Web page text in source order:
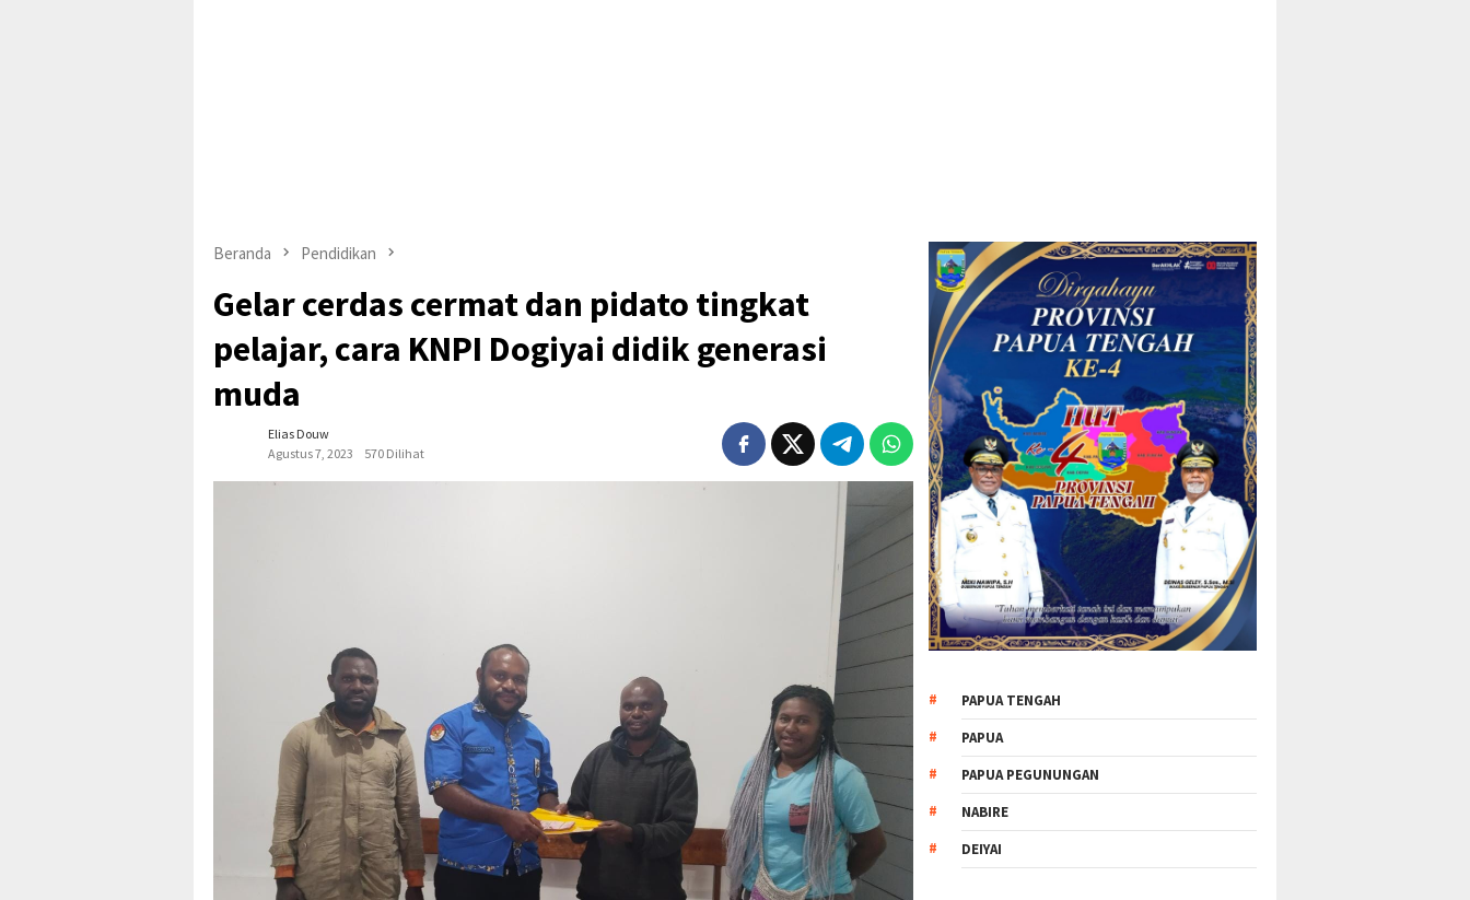
Beranda Pendidikan
Gelar cerdas cermat dan pidato tingkat
pelajar, cara KNPI Dogiyai didik generasi
muda
Elias Douw
Agustus 7, 2023
570 Dilihat
PAPUA TENGAH
PAPUA
PAPUA PEGUNUNGAN
NABIRE
DEIYAI